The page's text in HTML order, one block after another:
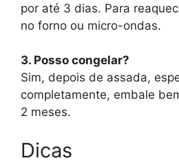
por até 3 dias. Para
no forno ou micro-ondas.
3. Posso congelar?
Sim, depois de assada,
completamente, embale
2 meses.
Dicas